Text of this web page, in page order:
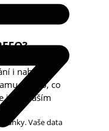
v obchodě
i nabídku.
u toho, co
jen s vaším
Vaše data